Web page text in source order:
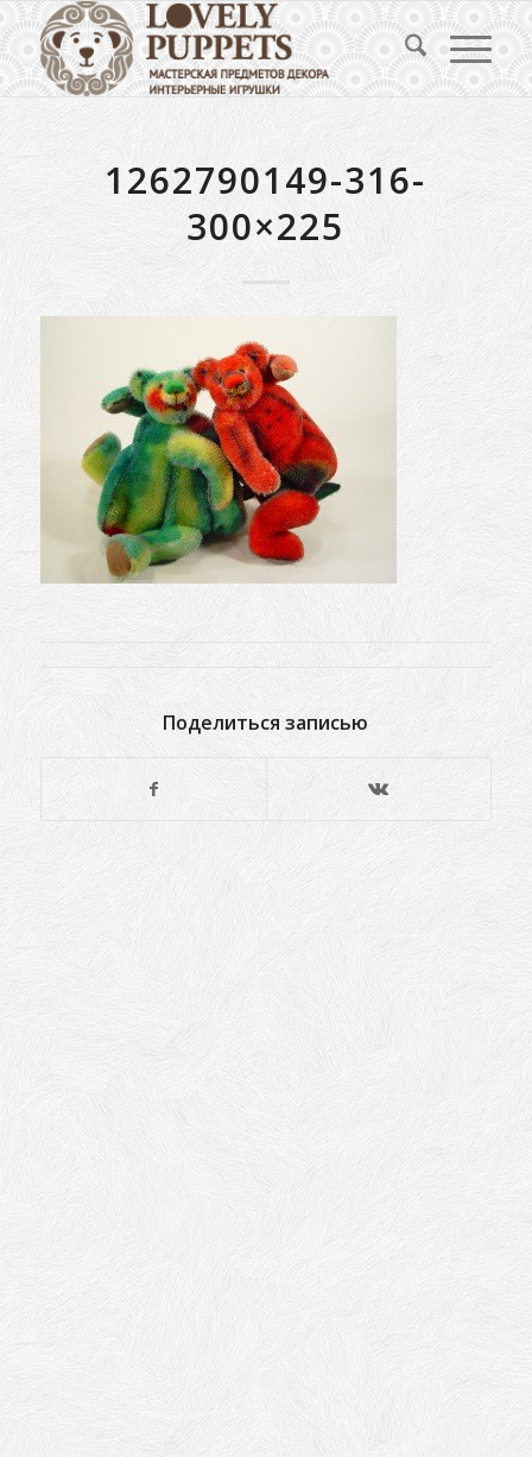
1262790149-316-
300×225
Поделиться записью